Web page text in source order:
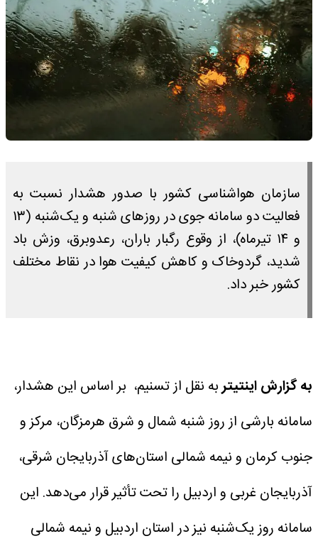
سازمان هواشناسی کشور با صدور هشدار نسبت به
فعالیت دو سامانه جوی در روزهای شنبه و یک‌شنبه (۱۳
و ۱۴ تیرماه)، از وقوع رگبار باران، رعدوبرق، وزش باد
شدید، گردوخاک و کاهش کیفیت هوا در نقاط مختلف
کشور خبر داد.
به گزارش اینتیتربه نقل از تسنیم، بر اساس این هشدار،
سامانه بارشی از روز شنبه شمال و شرق هرمزگان، مرکز و
جنوب کرمان و نیمه شمالی استان‌های آذربایجان شرقی،
آذربایجان غربی و اردبیل را تحت تأثیر قرار می‌دهد. این
سامانه روز یک‌شنبه نیز در استان اردبیل و نیمه شمالی